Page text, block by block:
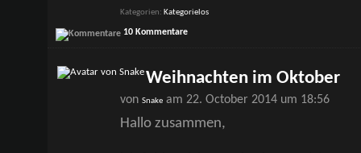
Kategorien Kategorielos
10 Kommentare
Weihnachten im Oktober
von Snakeam 22. October 2014 um 18:56
Hallo zusammen,